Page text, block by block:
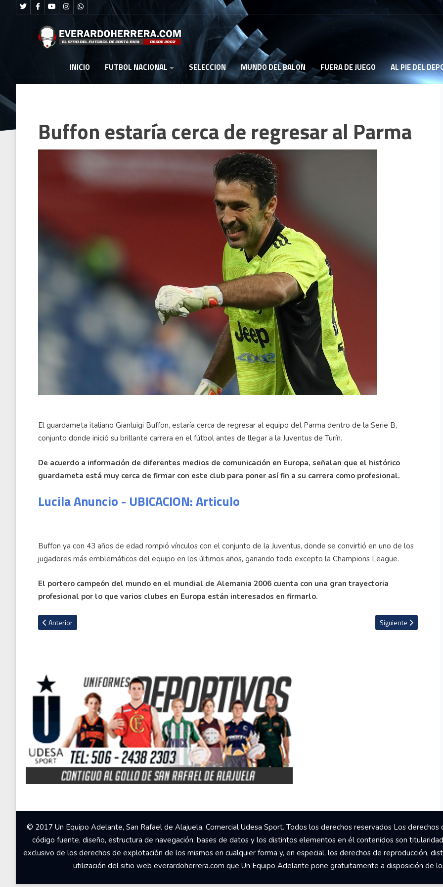
INICIO FUTBOL NACIONAL SELECCION MUNDO DEL BALON FUERA DE JUEGO AL PIE DEL
Buffon estaría cerca de regresar al Parma
El guardameta italiano Gianluigi Buffon, estaría cerca de regresar al equipo del Parma dentro de la Serie B,
conjunto donde inició su brillante carrera en el fútbol antes de llegar a la Juventus de Turín.
De acuerdo a información de diferentes medios de comunicación en Europa, señalan que el histórico
guardameta está muy cerca de firmar con este club para poner así fin a su carrera como profesional.
Lucila Anuncio - UBICACION: Articulo
Buffon ya con 43 años de edad rompió vínculos con el conjunto de la Juventus, donde se convirtió en uno de los
jugadores más emblemáticos del equipo en los últimos años, ganando todo excepto la Champions League.
El portero campeón del mundo en el mundial de Alemania 2006 cuenta con una gran trayectoria
profesional por lo que varios clubes en Europa están interesados en firmarlo.
Artículo anterior: Tite: ''Ronaldo, Romario y Neymar son extraordinarios pero incomparables''
Anterior Artículo siguiente:
Siguiente
© 2017 Un Equipo Adelante, San Rafael de Alajuela, Comercial Udesa Sport. Todos los derechos reservados Los
código fuente, diseño, estructura de navegación, bases de datos y los distintos elementos en él contenidos son
exclusivo de los derechos de explotación de los mismos en cualquier forma y, en especial, los derechos de reproducción,
utilización del sitio web everardoherrera.com que Un Equipo Adelante pone gratuitamente a disposición de